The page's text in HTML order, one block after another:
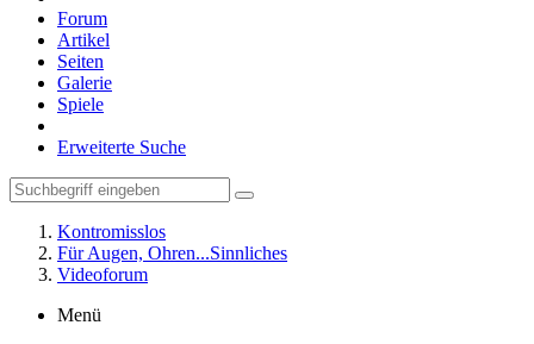
Forum
Artikel
Seiten
Galerie
Spiele
Erweiterte Suche
Kontromisslos
Für Augen, Ohren...Sinnliches
Videoforum
Menü